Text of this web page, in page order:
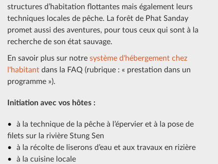
structures d’habitation flottantes mais également leurs
techniques locales de pêche. La forêt de Phat Sanday
promet aussi des aventures, pour tous ceux qui sont à la
recherche de son état sauvage.
En savoir plus sur notre système d'hébergement chez
l'habitant dans la FAQ (rubrique : « prestation dans un
programme »).
Initiation avec vos hôtes :
à la technique de la pêche à l’épervier et à la pose de
filets sur la rivière Stung Sen
à la récolte de liserons d’eau et aux travaux en rizière
à la cuisine locale